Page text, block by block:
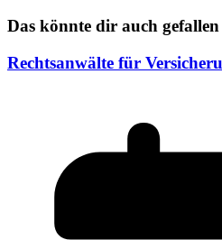
Das könnte dir auch gefallen
Rechtsanwälte für